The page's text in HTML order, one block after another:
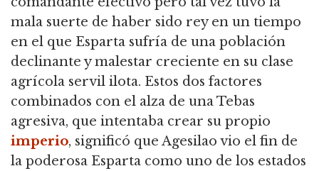
mala suerte de haber sido rey en un tiempo
en el que Esparta sufría de una población
declinante y malestar creciente en su clase
agrícola servil ilota. Estos dos factores
combinados con el alza de una Tebas
agresiva, que intentaba crear su propio
imperio, significó que Agesilao vio el fin de
la poderosa Esparta como uno de los estados